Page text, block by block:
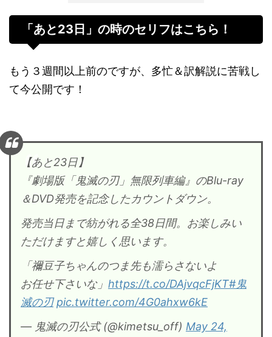
「あと23日」の時のセリフはこちら！
もう３週間以上前のですが、多忙＆訳解説に苦戦し
て今公開です！
【あと23日】
『劇場版「鬼滅の刃」無限列車編』のBlu-ray
＆DVD発売を記念したカウントダウン。
発売当日まで紡がれる全38日間。お楽しみい
ただけますと嬉しく思います。
「禰󠄀豆子ちゃんのつま先も濡らさないよ
お任せ下さいな」 https://t.co/DAjvqcFjKT#鬼
滅の刃 pic.twitter.com/4G0ahxw6kE
— 鬼滅の刃公式 (@kimetsu_off) May 24,